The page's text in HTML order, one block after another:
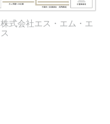
株式会社エス・エム・エ
ス